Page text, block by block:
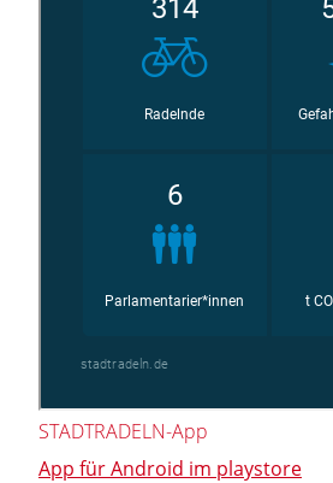
STADTRADELN-App
App für Android im playstore